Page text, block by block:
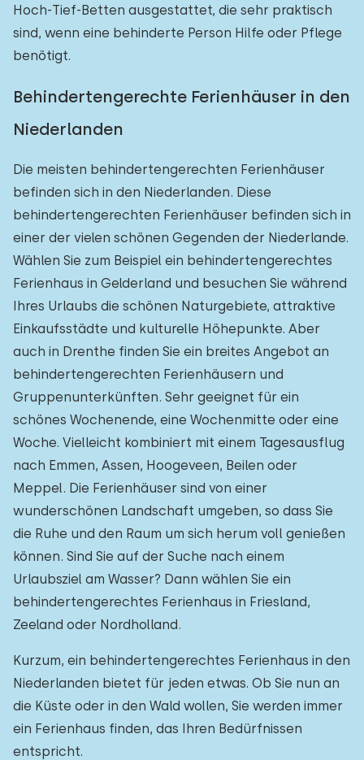
Hoch-Tief-Betten ausgestattet, die sehr praktisch
sind, wenn eine behinderte Person Hilfe oder Pflege
benötigt.
Behindertengerechte Ferienhäuser in den
Niederlanden
Die meisten behindertengerechten Ferienhäuser
befinden sich in den Niederlanden. Diese
behindertengerechten Ferienhäuser befinden sich in
einer der vielen schönen Gegenden der Niederlande.
Wählen Sie zum Beispiel ein behindertengerechtes
Ferienhaus in Gelderland und besuchen Sie während
Ihres Urlaubs die schönen Naturgebiete, attraktive
Einkaufsstädte und kulturelle Höhepunkte. Aber
auch in Drenthe finden Sie ein breites Angebot an
behindertengerechten Ferienhäusern und
Gruppenunterkünften. Sehr geeignet für ein
schönes Wochenende, eine Wochenmitte oder eine
Woche. Vielleicht kombiniert mit einem Tagesausflug
nach Emmen, Assen, Hoogeveen, Beilen oder
Meppel. Die Ferienhäuser sind von einer
wunderschönen Landschaft umgeben, so dass Sie
die Ruhe und den Raum um sich herum voll genießen
können. Sind Sie auf der Suche nach einem
Urlaubsziel am Wasser? Dann wählen Sie ein
behindertengerechtes Ferienhaus in Friesland,
Zeeland oder Nordholland.
Kurzum, ein behindertengerechtes Ferienhaus in den
Niederlanden bietet für jeden etwas. Ob Sie nun an
die Küste oder in den Wald wollen, Sie werden immer
ein Ferienhaus finden, das Ihren Bedürfnissen
entspricht.